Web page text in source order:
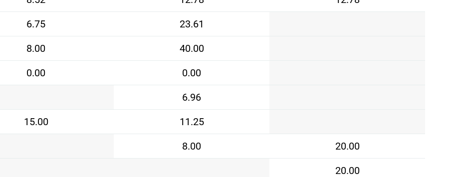
6.75 23.61
8.00 40.00
0.00 0.00
6.96
15.00 11.25
8.00 20.00
20.00